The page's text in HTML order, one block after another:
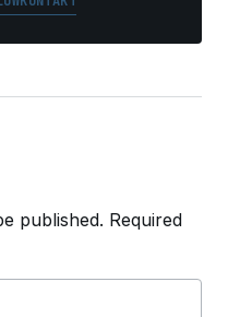
published. Required